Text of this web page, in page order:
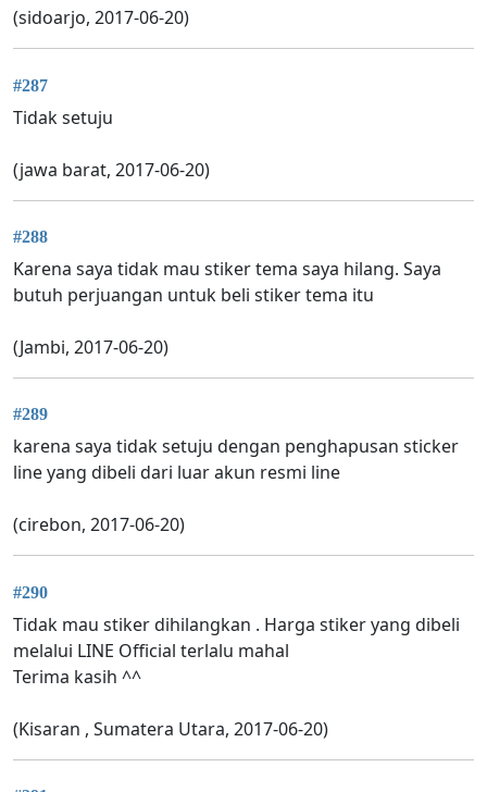
(sidoarjo, 2017-06-20)
#287
Tidak setuju
(jawa barat, 2017-06-20)
#288
Karena saya tidak mau stiker tema saya hilang. Saya
butuh perjuangan untuk beli stiker tema itu
(Jambi, 2017-06-20)
#289
karena saya tidak setuju dengan penghapusan sticker
line yang dibeli dari luar akun resmi line
(cirebon, 2017-06-20)
#290
Tidak mau stiker dihilangkan . Harga stiker yang dibeli
melalui LINE Official terlalu mahal
Terima kasih ^^
(Kisaran , Sumatera Utara, 2017-06-20)